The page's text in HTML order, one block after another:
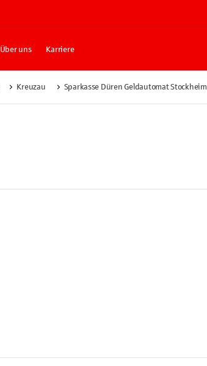
Über uns Karriere
Kreuzau Sparkasse Düren Geldautomat Stockheim